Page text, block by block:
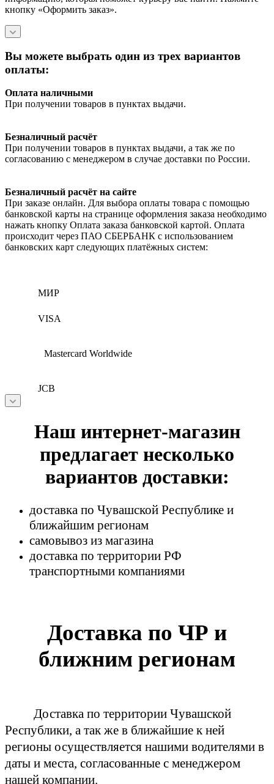
кнопку «Оформить заказ».
Вы можете выбрать один из трех вариантов
оплаты:
Оплата наличными
При получении товаров в пунктах выдачи.
Безналичный расчёт
При получении товаров в пунктах выдачи, а так же по
согласованию с менеджером в случае доставки по России.
Безналичный расчёт на сайте
При заказе онлайн. Для выбора оплаты товара с помощью
банковской карты на странице оформления заказа необходимо
нажать кнопку Оплата заказа банковской картой. Оплата
происходит через ПАО СБЕРБАНК с использованием
банковских карт следующих платёжных систем:
МИР
VISA
Mastercard Worldwide
JCB
Наш интернет-магазин
предлагает несколько
вариантов доставки:
доставка по Чувашской Республике и
ближайшим регионам
самовывоз из магазина
доставка по территории РФ
транспортными компаниями
Доставка по ЧР и
ближним регионам
Доставка по территории Чувашской
Республики, а так же в ближайшие к ней
регионы осуществляется нашими водителями в
даты и места, согласованные с менеджером
нашей компании.